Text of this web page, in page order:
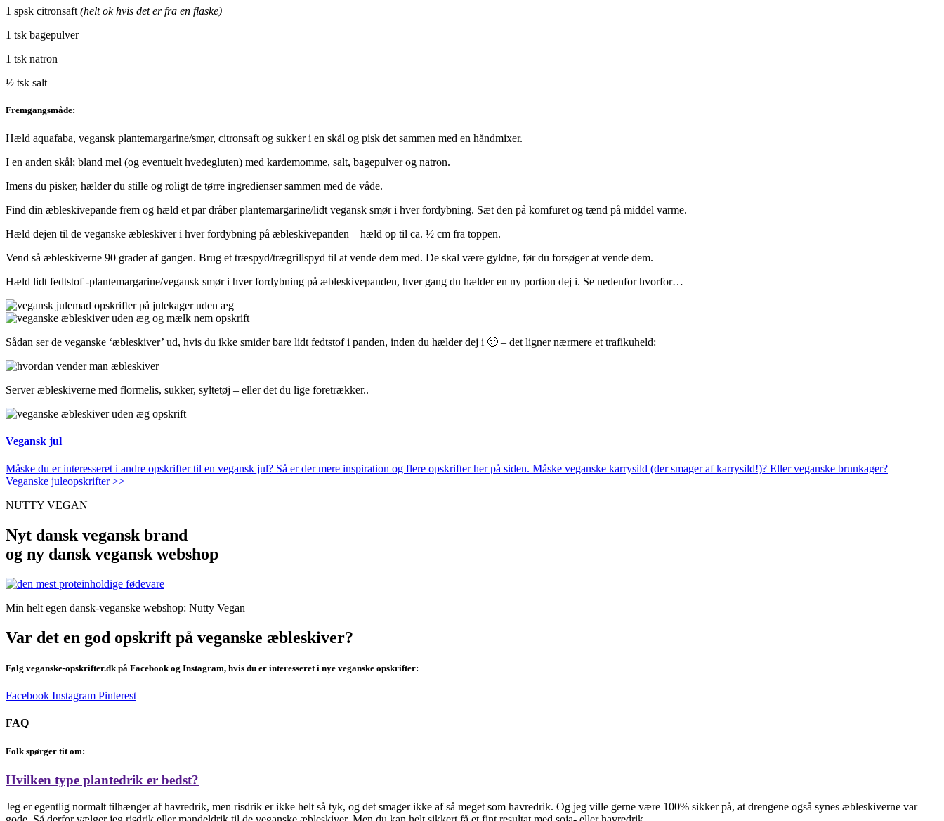
1 spsk citronsaft (helt ok hvis det er fra en flaske)
1 tsk bagepulver
1 tsk natron
½ tsk salt
Fremgangsmåde:
Hæld aquafaba, vegansk plantemargarine/smør, citronsaft og sukker i en skål og pisk det sammen med en håndmixer.
I en anden skål; bland mel (og eventuelt hvedegluten) med kardemomme, salt, bagepulver og natron.
Imens du pisker, hælder du stille og roligt de tørre ingredienser sammen med de våde.
Find din æbleskivepande frem og hæld et par dråber plantemargarine/lidt vegansk smør i hver fordybning. Sæt den på komfuret og tænd på middel varme.
Hæld dejen til de veganske æbleskiver i hver fordybning på æbleskivepanden – hæld op til ca. ½ cm fra toppen.
Vend så æbleskiverne 90 grader af gangen. Brug et træspyd/trægrillspyd til at vende dem med. De skal være gyldne, før du forsøger at vende dem.
Hæld lidt fedtstof -plantemargarine/vegansk smør i hver fordybning på æbleskivepanden, hver gang du hælder en ny portion dej i. Se nedenfor hvorfor…
Sådan ser de veganske ‘æbleskiver’ ud, hvis du ikke smider bare lidt fedtstof i panden, inden du hælder dej i 🙂 – det ligner nærmere et trafikuheld:
Server æbleskiverne med flormelis, sukker, syltetøj – eller det du lige foretrækker..
Vegansk jul
Måske du er interesseret i andre opskrifter til en vegansk jul? Så er der mere inspiration og flere opskrifter her på siden. Måske veganske karrysild (der smager af karrysild!)? Eller veganske brunkager?
Veganske juleopskrifter >>
NUTTY VEGAN
Nyt dansk vegansk brand
og ny dansk vegansk webshop
Min helt egen dansk-veganske webshop: Nutty Vegan
Var det en god opskrift på veganske æbleskiver?
Følg veganske-opskrifter.dk på Facebook og Instagram, hvis du er interesseret i nye veganske opskrifter:
Facebook Instagram Pinterest
FAQ
Folk spørger tit om:
Hvilken type plantedrik er bedst?
Jeg er egentlig normalt tilhænger af havredrik, men risdrik er ikke helt så tyk, og det smager ikke af så meget som havredrik. Og jeg ville gerne være 100% sikker på, at drengene også synes æbleskiverne var